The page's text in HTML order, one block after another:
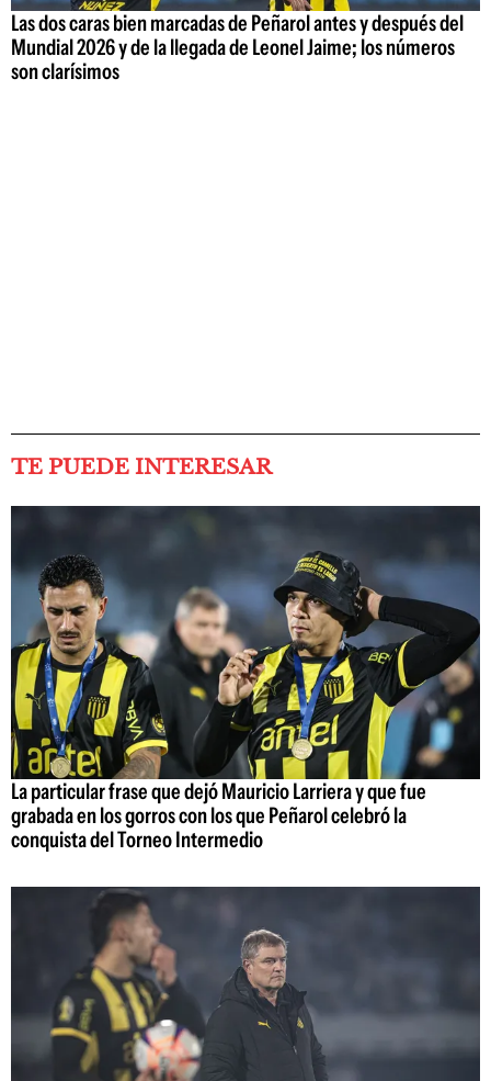
Las dos caras bien marcadas de Peñarol antes y después del
Mundial 2026 y de la llegada de Leonel Jaime; los números
son clarísimos
TE PUEDE INTERESAR
La particular frase que dejó Mauricio Larriera y que fue
grabada en los gorros con los que Peñarol celebró la
conquista del Torneo Intermedio